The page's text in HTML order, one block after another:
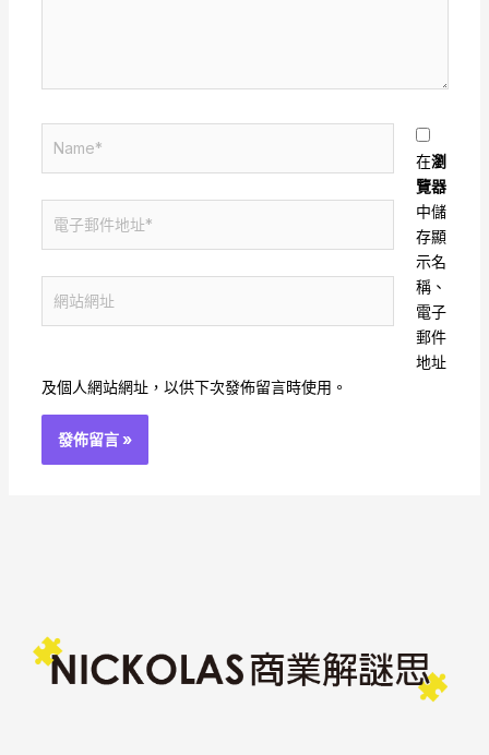
地
站
在瀏
覽器
中儲
存顯
示名
稱、
電子
郵件
地址
及個人網站網址，以供下次發佈留言時使用。